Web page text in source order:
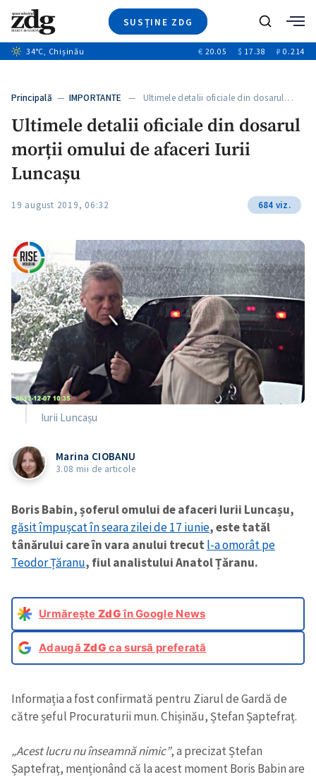
SUSȚINE ZDG
Ştiri
+10
Video
Special
Blog
Caută
34°C, Chișinău € 20.05 $ 17.38 ₽ 0.214
Principală — IMPORTANTE — Ultimele detalii oficiale din dosarul…
Ultimele detalii oficiale din dosarul
morții omului de afaceri Iurii
Luncașu
19 august 2019, 06:32 684 viz.
Iurii Luncașu
Marina CIOBANU
3.08 mii de articole
Boris Babin, șoferul omului de afaceri Iurii Luncașu,
găsit împușcat în seara zilei de 17 iunie, este tatăl
tânărului care în vara anului trecut l-a omorât pe
Teodor Țăranu, fiul analistului Anatol Țăranu.
Urmărește ZdGîn Google News
AdaugăZdG ca sursă preferată
Informația a fost confirmată pentru Ziarul de Gardă de
către șeful Procuraturii mun. Chișinău, Ștefan Șaptefraț.
„Acest lucru nu înseamnă nimic”, a precizat Ștefan
Șaptefraț, menționând că la acest moment Boris Babin are